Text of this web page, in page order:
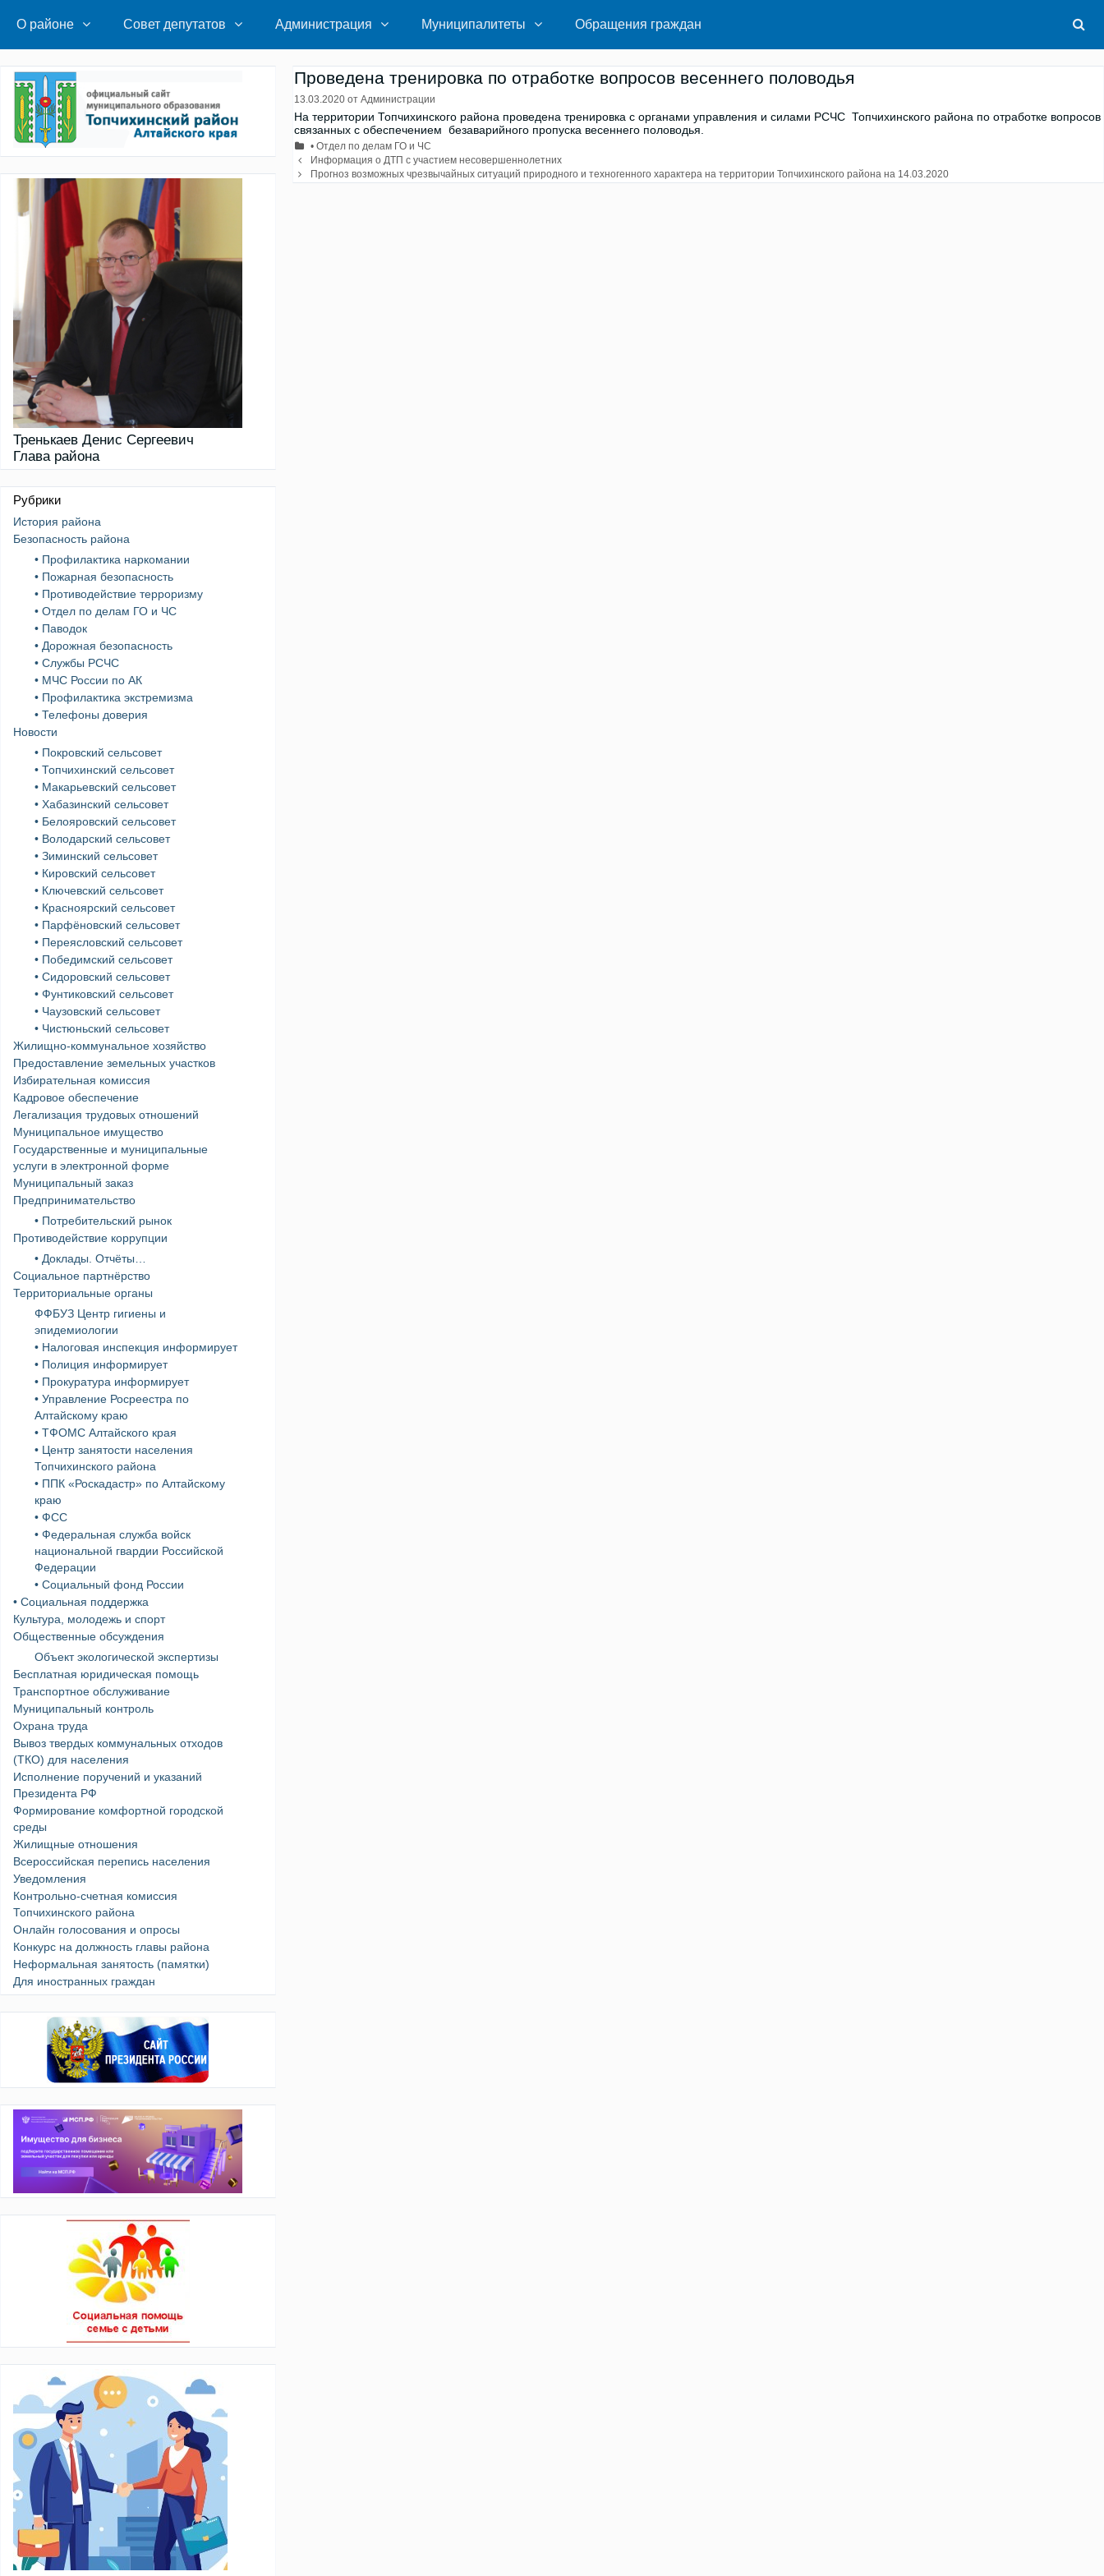
содержимому
О районе Совет депутатов Администрация Муниципалитеты Обращения граждан
Проведена тренировка по отработке вопросов весеннего половодья
13.03.2020 от Администрации
На территории Топчихинского района проведена тренировка с органами управления и силами РСЧС Топчихинского района по отработке вопросов
связанных с обеспечением безаварийного пропуска весеннего половодья.
Рубрики
• Отдел по делам ГО и ЧС
Навигация
записи
Информация о ДТП с участием несовершеннолетних
Прогноз возможных чрезвычайных ситуаций природного и техногенного характера на территории Топчихинского района на 14.03.2020
Тренькаев Денис Сергеевич
Глава района
Рубрики
История района
Безопасность района
• Профилактика наркомании
• Пожарная безопасность
• Противодействие терроризму
• Отдел по делам ГО и ЧС
• Паводок
• Дорожная безопасность
• Службы РСЧС
• МЧС России по АК
• Профилактика экстремизма
• Телефоны доверия
Новости
• Покровский сельсовет
• Топчихинский сельсовет
• Макарьевский сельсовет
• Хабазинский сельсовет
• Белояровский сельсовет
• Володарский сельсовет
• Зиминский сельсовет
• Кировский сельсовет
• Ключевский сельсовет
• Красноярский сельсовет
• Парфёновский сельсовет
• Переясловский сельсовет
• Победимский сельсовет
• Сидоровский сельсовет
• Фунтиковский сельсовет
• Чаузовский сельсовет
• Чистюньский сельсовет
Жилищно-коммунальное хозяйство
Предоставление земельных участков
Избирательная комиссия
Кадровое обеспечение
Легализация трудовых отношений
Муниципальное имущество
Государственные и муниципальные
услуги в электронной форме
Муниципальный заказ
Предпринимательство
• Потребительский рынок
Противодействие коррупции
• Доклады. Отчёты…
Социальное партнёрство
Территориальные органы
ФФБУЗ Центр гигиены и
эпидемиологии
• Налоговая инспекция информирует
• Полиция информирует
• Прокуратура информирует
• Управление Росреестра по
Алтайскому краю
• ТФОМС Алтайского края
• Центр занятости населения
Топчихинского района
• ППК «Роскадастр» по Алтайскому
краю
• ФСС
• Федеральная служба войск
национальной гвардии Российской
Федерации
• Социальный фонд России
• Социальная поддержка
Культура, молодежь и спорт
Общественные обсуждения
Объект экологической экспертизы
Бесплатная юридическая помощь
Транспортное обслуживание
Муниципальный контроль
Охрана труда
Вывоз твердых коммунальных отходов
(ТКО) для населения
Исполнение поручений и указаний
Президента РФ
Формирование комфортной городской
среды
Жилищные отношения
Всероссийская перепись населения
Уведомления
Контрольно-счетная комиссия
Топчихинского района
Онлайн голосования и опросы
Конкурс на должность главы района
Неформальная занятость (памятки)
Для иностранных граждан